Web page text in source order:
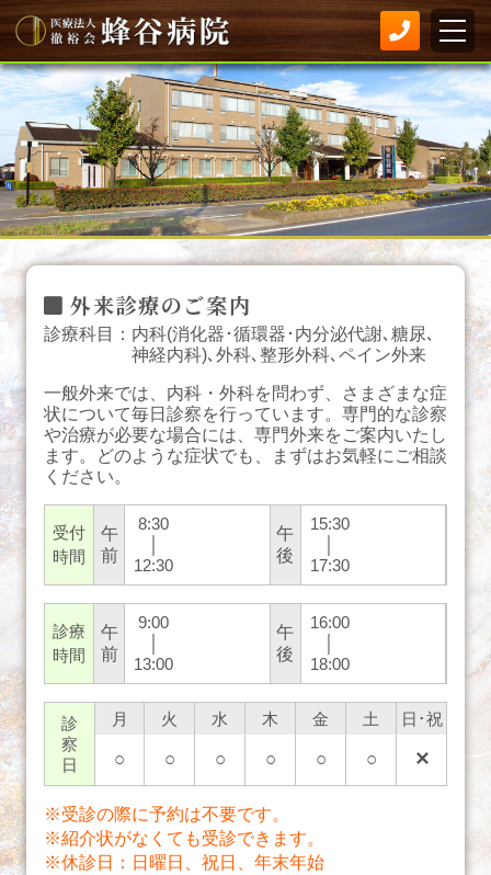
外来診療のご案内
診療科目：内科(消化器･循環器･内分泌代謝､糖尿､
神経内科)､外科､整形外科､ペイン外来
一般外来では、内科・外科を問わず、さまざまな症
状について毎日診察を行っています。専門的な診察
や治療が必要な場合には、専門外来をご案内いたし
ます。どのような症状でも、まずはお気軽にご相談
ください。
受付
時間
午
前
8:30
12:30
午
後
15:30
17:30
診療
時間
午
前
9:00
13:00
午
後
16:00
18:00
診
察
日
月 火 水 木 金 土 日･祝
○ ○ ○ ○ ○ ○ ✕
※受診の際に予約は不要です。
※紹介状がなくても受診できます。
※休診日：日曜日、祝日、年末年始